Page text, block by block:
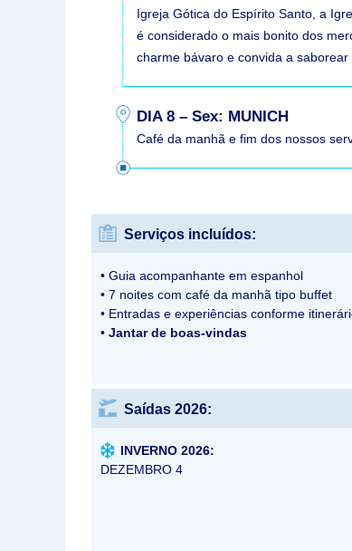
Igreja Gótica do Espírito Santo, a
é considerado o mais bonito dos
charme bávaro e convida a
DIA 8 – Sex: MUNICH
Café da manhã e fim dos nossos
Serviços incluídos:
• Guia acompanhante em espanhol
• 7 noites com café da manhã tipo buffet
• Entradas e experiências conforme
• Jantar de boas-vindas
Saídas 2026:
INVERNO 2026:
DEZEMBRO 4